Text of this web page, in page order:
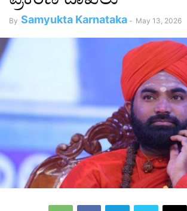
By Samyukta Karnataka - May 13, 2026